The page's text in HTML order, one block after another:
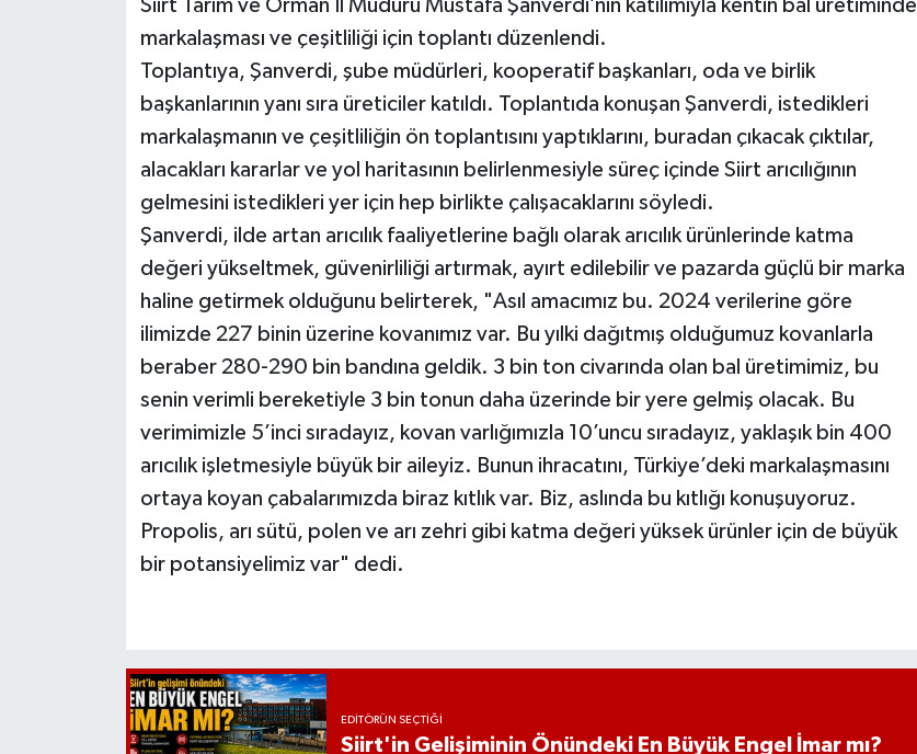
Siirt Tarım ve Orman İl Müdürü Mustafa Şanverdi’nin katılımıyla kentin bal üretiminde
markalaşması ve çeşitliliği için toplantı düzenlendi.
Toplantıya, Şanverdi, şube müdürleri, kooperatif başkanları, oda ve birlik
başkanlarının yanı sıra üreticiler katıldı. Toplantıda konuşan Şanverdi, istedikleri
markalaşmanın ve çeşitliliğin ön toplantısını yaptıklarını, buradan çıkacak çıktılar,
alacakları kararlar ve yol haritasının belirlenmesiyle süreç içinde Siirt arıcılığının
gelmesini istedikleri yer için hep birlikte çalışacaklarını söyledi.
Şanverdi, ilde artan arıcılık faaliyetlerine bağlı olarak arıcılık ürünlerinde katma
değeri yükseltmek, güvenirliliği artırmak, ayırt edilebilir ve pazarda güçlü bir marka
haline getirmek olduğunu belirterek, "Asıl amacımız bu. 2024 verilerine göre
ilimizde 227 binin üzerine kovanımız var. Bu yılki dağıtmış olduğumuz kovanlarla
beraber 280-290 bin bandına geldik. 3 bin ton civarında olan bal üretimimiz, bu
senin verimli bereketiyle 3 bin tonun daha üzerinde bir yere gelmiş olacak. Bu
verimimizle 5’inci sıradayız, kovan varlığımızla 10’uncu sıradayız, yaklaşık bin 400
arıcılık işletmesiyle büyük bir aileyiz. Bunun ihracatını, Türkiye’deki markalaşmasını
ortaya koyan çabalarımızda biraz kıtlık var. Biz, aslında bu kıtlığı konuşuyoruz.
Propolis, arı sütü, polen ve arı zehri gibi katma değeri yüksek ürünler için de büyük
bir potansiyelimiz var" dedi.
EDITÖRÜN SEÇTIĞI
Siirt'in Gelişiminin Önündeki En Büyük Engel İmar mı?